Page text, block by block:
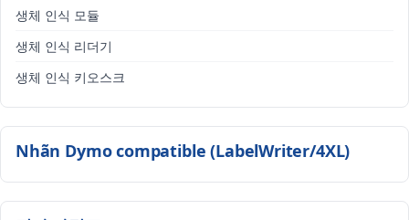
생체 인식 모듈
생체 인식 리더기
생체 인식 키오스크
Nhãn Dymo compatible (LabelWriter/4XL)